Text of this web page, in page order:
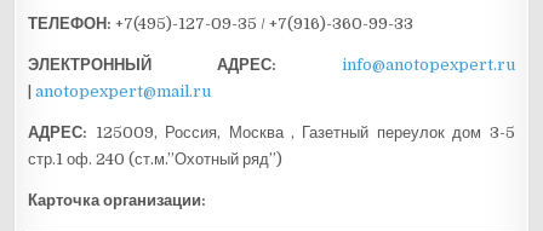
ТЕЛЕФОН: +7(495)-127-09-35 / +7(916)-360-99-33
ЭЛЕКТРОННЫЙ АДРЕС:
info@anotopexpert.ru
|anotopexpert@mail.ru
АДРЕС: 125009, Россия, Москва , Газетный переулок дом 3-5
стр.1 оф. 240 (ст.м.”Охотный ряд”)
Карточка организации: